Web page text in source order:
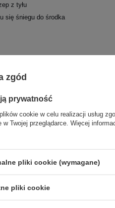
z tyłu
się śniegu do środka
zgód
prywatność
cookie w celu realizacji usług
w Twojej przeglądarce. Więcej
pliki cookie (wymagane)
pliki cookie